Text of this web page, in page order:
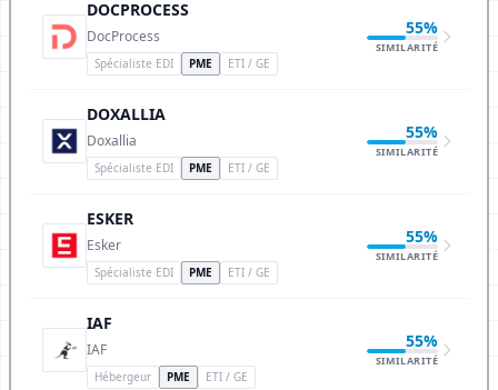
DOCPROCESS
DocProcess
Spécialiste EDI PME ETI / GE
55%
SIMILARITÉ
DOXALLIA
Doxallia
Spécialiste EDI PME ETI / GE
55%
SIMILARITÉ
ESKER
Esker
Spécialiste EDI PME ETI / GE
55%
SIMILARITÉ
IAF
IAF
Hébergeur PME ETI / GE
55%
SIMILARITÉ